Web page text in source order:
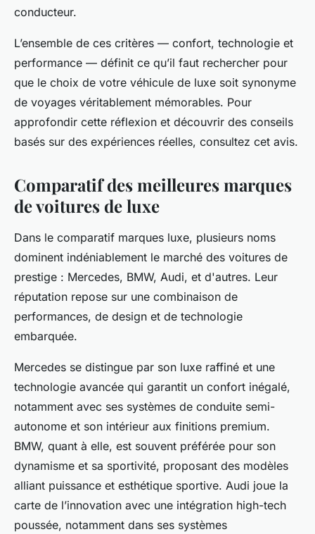
conducteur.
L’ensemble de ces critères — confort, technologie et
performance — définit ce qu’il faut rechercher pour
que le choix de votre véhicule de luxe soit synonyme
de voyages véritablement mémorables. Pour
approfondir cette réflexion et découvrir des conseils
basés sur des expériences réelles, consultez cet avis.
Comparatif des meilleures marques
de voitures de luxe
Dans le comparatif marques luxe, plusieurs noms
dominent indéniablement le marché des voitures de
prestige : Mercedes, BMW, Audi, et d'autres. Leur
réputation repose sur une combinaison de
performances, de design et de technologie
embarquée.
Mercedes se distingue par son luxe raffiné et une
technologie avancée qui garantit un confort inégalé,
notamment avec ses systèmes de conduite semi-
autonome et son intérieur aux finitions premium.
BMW, quant à elle, est souvent préférée pour son
dynamisme et sa sportivité, proposant des modèles
alliant puissance et esthétique sportive. Audi joue la
carte de l’innovation avec une intégration high-tech
poussée, notamment dans ses systèmes